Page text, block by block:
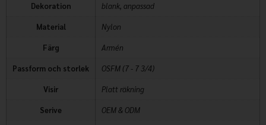
Dekoration blank, anpassad
Material Nylon
Färg Armén
Passform och storlek OSFM (7 - 7 3/4)
Visir Platt räkning
Serive OEM & ODM